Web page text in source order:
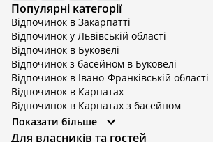
Популярні категорії
Відпочинок в Закарпатті
Відпочинок у Львівській області
Відпочинок в Буковелі
Відпочинок з басейном в Буковелі
Відпочинок в Івано-Франківській області
Відпочинок в Карпатах
Відпочинок в Карпатах з басейном
Відпочинок в Київській області
Відпочинок в Київській області з басейном
Показати більше
Для власників та гостей